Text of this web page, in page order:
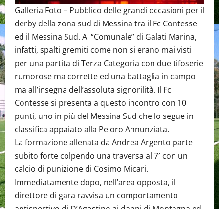
Galleria Foto – Pubblico delle grandi occasioni per il
derby della zona sud di Messina tra il Fc Contesse
ed il Messina Sud. Al “Comunale” di Galati Marina,
infatti, spalti gremiti come non si erano mai visti
per una partita di Terza Categoria con due tifoserie
rumorose ma corrette ed una battaglia in campo
ma all’insegna dell’assoluta signorilità. Il Fc
Contesse si presenta a questo incontro con 10
punti, uno in più del Messina Sud che lo segue in
classifica appaiato alla Peloro Annunziata.
La formazione allenata da Andrea Argento parte
subito forte colpendo una traversa al 7′ con un
calcio di punizione di Cosimo Micari.
Immediatamente dopo, nell’area opposta, il
direttore di gara ravvisa un comportamento